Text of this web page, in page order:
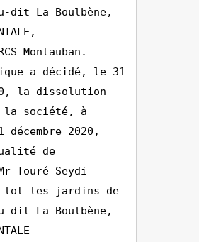
dit La Boulbène,
Montauban.
a décidé, le 31
la dissolution
la société, à
décembre 2020,
de
Touré Seydi
lot les jardins de
dit La Boulbène,